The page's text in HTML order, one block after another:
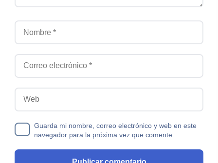
Guarda mi nombre, correo electrónico y web en este
navegador para la próxima vez que comente.